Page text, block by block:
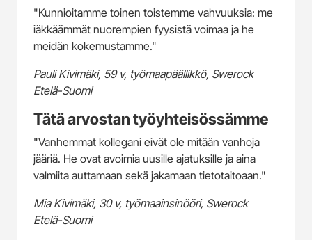
"Kunnioitamme toinen toistemme vahvuuksia: me
iäkkäämmät nuorempien fyysistä voimaa ja he
meidän kokemustamme."
Pauli Kivimäki, 59 v, työmaapäällikkö, Swerock
Etelä-Suomi
Tätä arvostan työyhteisössämme
"Vanhemmat kollegani eivät ole mitään vanhoja
jääriä. He ovat avoimia uusille ajatuksille ja aina
valmiita auttamaan sekä jakamaan tietotaitoaan."
Mia Kivimäki, 30 v, työmaainsinööri, Swerock
Etelä-Suomi